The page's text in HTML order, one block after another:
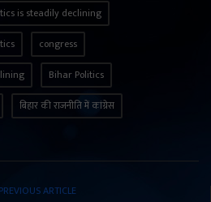
is steadily declining
congress
Bihar Politics
बिहार की राजनीति में कांग्रेस
PREVIOUS ARTICLE